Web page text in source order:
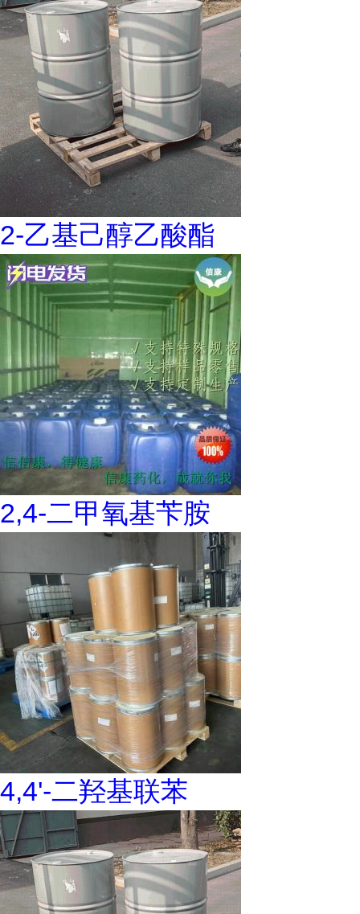
2-乙基己醇乙酸酯
2,4-二甲氧基苄胺
4,4'-二羟基联苯